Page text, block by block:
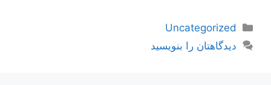
دسته‌ها
Uncategorized
دیدگاهتان را بنویسید